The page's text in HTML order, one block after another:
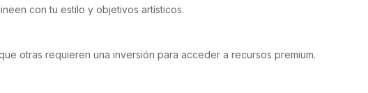
con tu estilo y objetivos artísticos.
otras requieren una inversión para acceder a recursos premium.